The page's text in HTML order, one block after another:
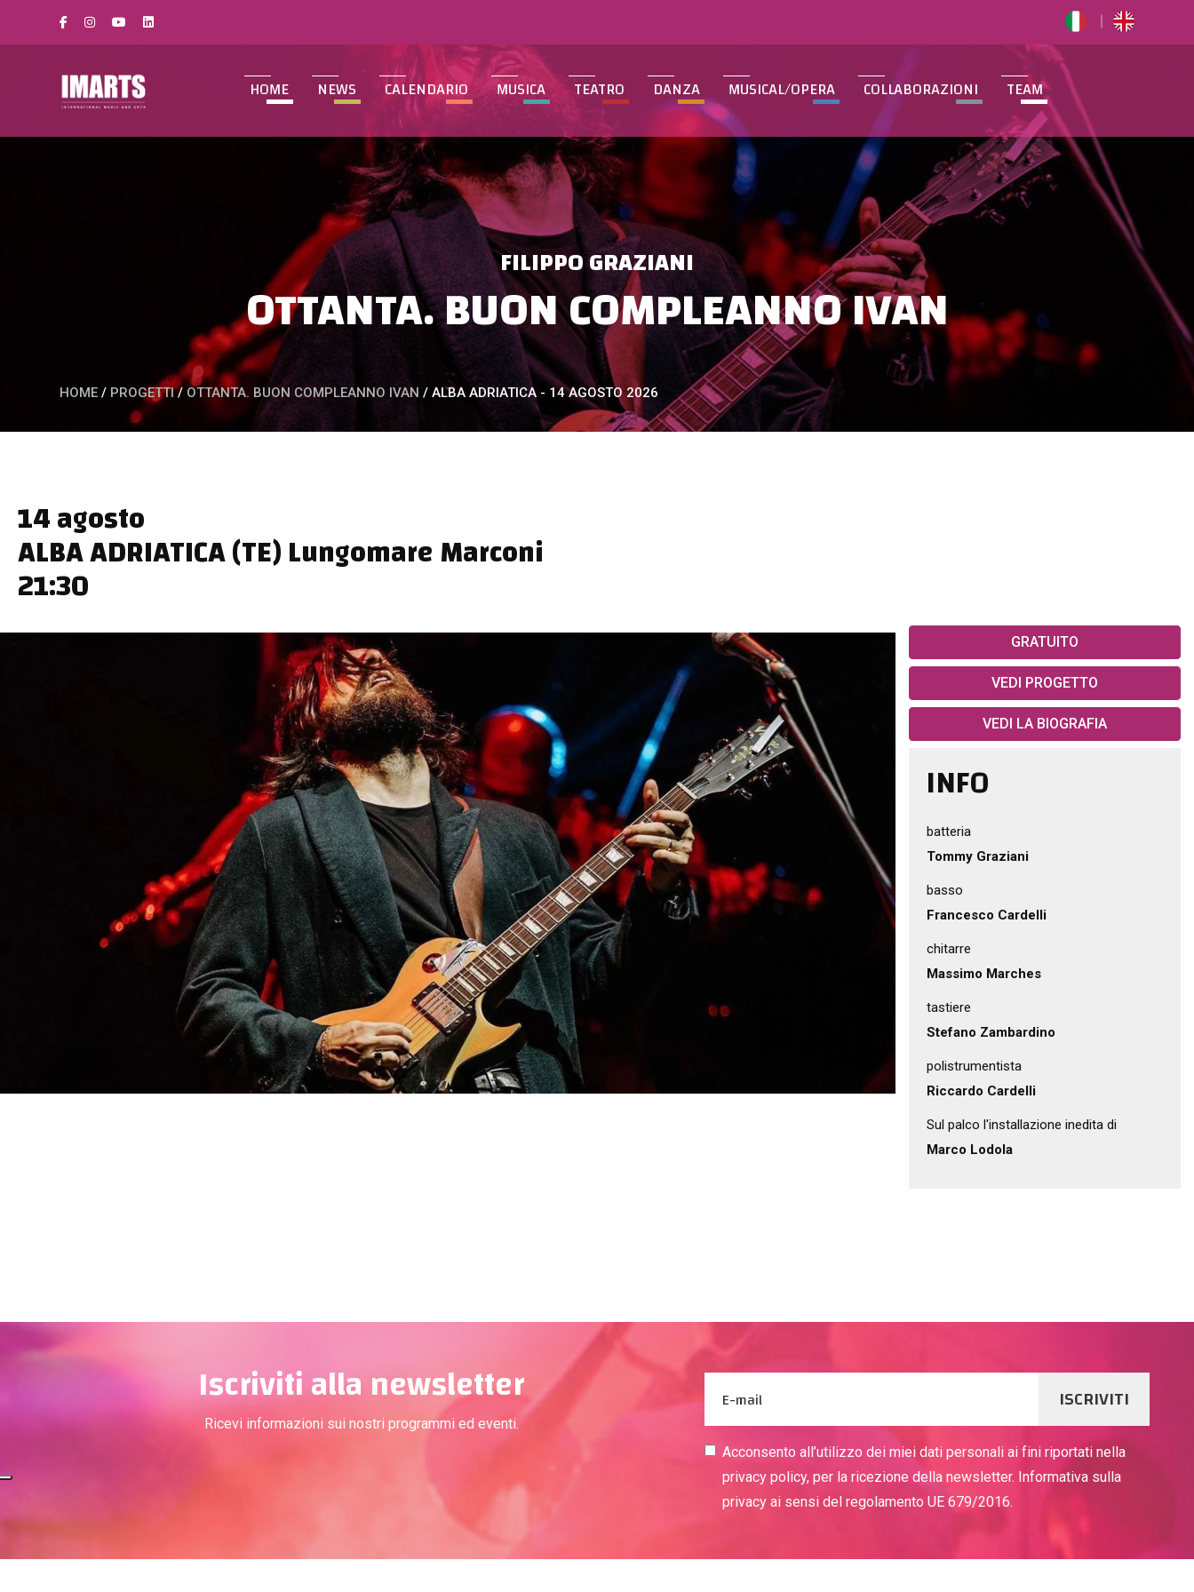
HOME NEWS CALENDARIO MUSICA TEATRO DANZA MUSICAL/OPERA COLLABORAZIONI TEAM
FILIPPO GRAZIANI
OTTANTA. BUON COMPLEANNO IVAN
HOME / PROGETTI / OTTANTA. BUON COMPLEANNO IVAN / ALBA ADRIATICA - 14 AGOSTO 2026
14 agosto
ALBA ADRIATICA (TE) Lungomare Marconi
21:30
GRATUITO
VEDI PROGETTO
VEDI LA BIOGRAFIA
INFO
batteria
Tommy Graziani
basso
Francesco Cardelli
chitarre
Massimo Marches
tastiere
Stefano Zambardino
polistrumentista
Riccardo Cardelli
Sul palco l'installazione inedita di
Marco Lodola
Iscriviti alla newsletter
Ricevi informazioni sui nostri programmi ed eventi.
ISCRIVITI
Acconsento all’utilizzo dei miei dati personali ai fini riportati nella
privacy policy, per la ricezione della newsletter. Informativa sulla
privacy ai sensi del regolamento UE 679/2016.